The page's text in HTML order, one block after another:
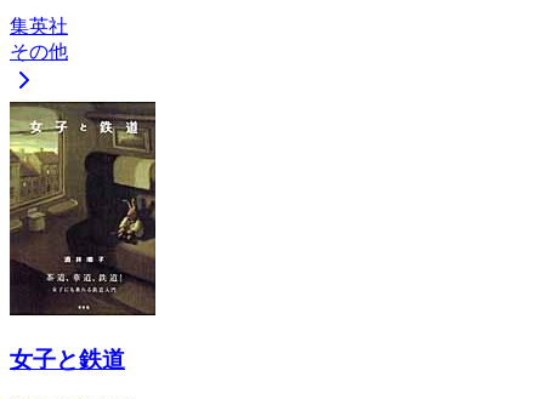
集英社
その他
女子と鉄道